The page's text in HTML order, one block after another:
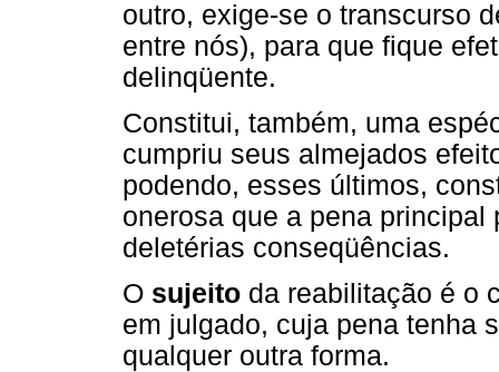
outro, exige-se o transcurso
entre nós), para que fique
delinqüente.
Constitui, também, uma
cumpriu seus almejados
podendo, esses últimos,
onerosa que a pena
deletérias conseqüências.
O sujeito da reabilitação é o
em julgado, cuja pena tenha
qualquer outra forma.